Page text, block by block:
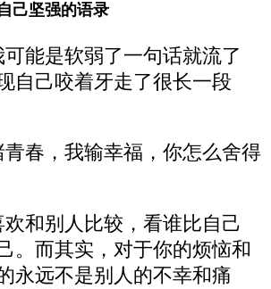
己坚强的语录
能是软弱了一句话就流了
自己咬着牙走了很长一段
青春，我输幸福，你怎么舍得
和别人比较，看谁比自己
。而其实，对于你的烦恼和
永远不是别人的不幸和痛